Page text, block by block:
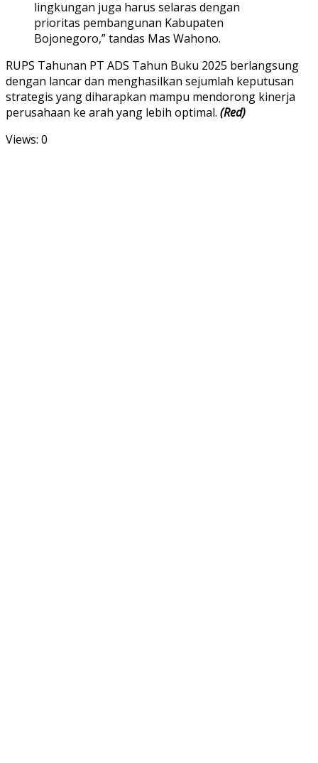
lingkungan juga harus selaras dengan
prioritas pembangunan Kabupaten
Bojonegoro,” tandas Mas Wahono.
RUPS Tahunan PT ADS Tahun Buku 2025 berlangsung
dengan lancar dan menghasilkan sejumlah keputusan
strategis yang diharapkan mampu mendorong kinerja
perusahaan ke arah yang lebih optimal. (Red)
Views: 0